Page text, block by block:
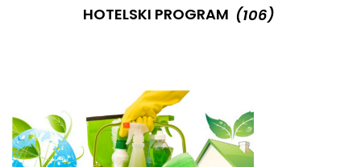
HOTELSKI PROGRAM (106)